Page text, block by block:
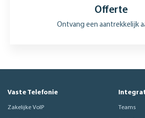
Offerte
Ontvang een aantrekkelijk
Vaste Telefonie
Zakelijke VoIP Teams